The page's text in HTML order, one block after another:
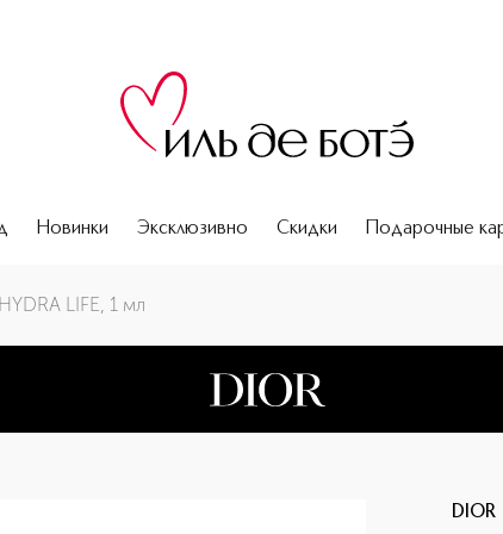
Новинки Эксклюзивно Скидки Подарочные
1 мл LIFE, 1 мл
DIOR